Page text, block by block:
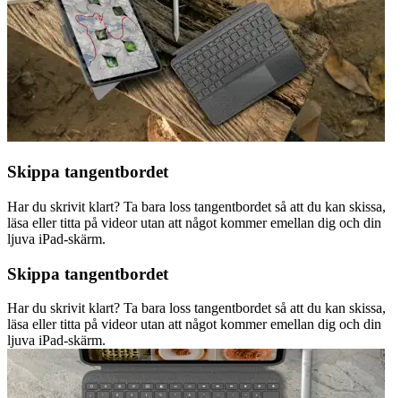
Skippa tangentbordet
Har du skrivit klart? Ta bara loss tangentbordet så att du kan skissa,
läsa eller titta på videor utan att något kommer emellan dig och din
ljuva iPad-skärm.
Skippa tangentbordet
Har du skrivit klart? Ta bara loss tangentbordet så att du kan skissa,
läsa eller titta på videor utan att något kommer emellan dig och din
ljuva iPad-skärm.